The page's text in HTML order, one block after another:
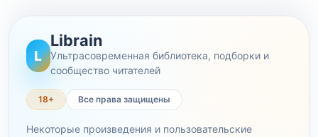
L
Librain
Ультрасовременная библиотека, подборки и
сообщество читателей
18+ Все права защищены
Некоторые произведения и пользовательские